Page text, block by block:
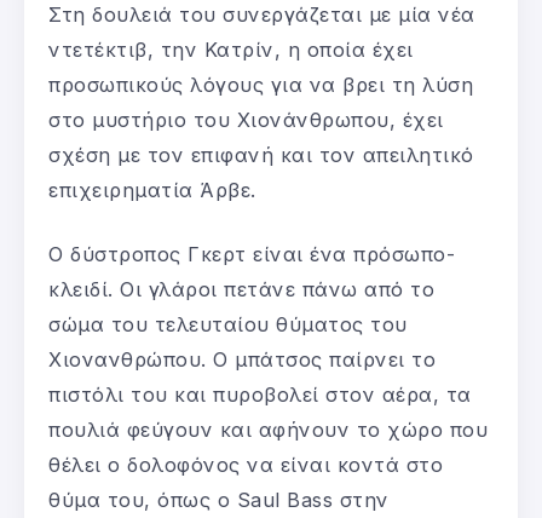
Στη δουλειά του συνεργάζεται με μία νέα
ντετέκτιβ, την Κατρίν, η οποία έχει
προσωπικούς λόγους για να βρει τη λύση
στο μυστήριο του Χιονάνθρωπου, έχει
σχέση με τον επιφανή και τον απειλητικό
επιχειρηματία Άρβε.
Ο δύστροπος Γκερτ είναι ένα πρόσωπο-
κλειδί. Οι γλάροι πετάνε πάνω από το
σώμα του τελευταίου θύματος του
Χιονανθρώπου. Ο μπάτσος παίρνει το
πιστόλι του και πυροβολεί στον αέρα, τα
πουλιά φεύγουν και αφήνουν το χώρο που
θέλει ο δολοφόνος να είναι κοντά στο
θύμα του, όπως ο Saul Bass στην